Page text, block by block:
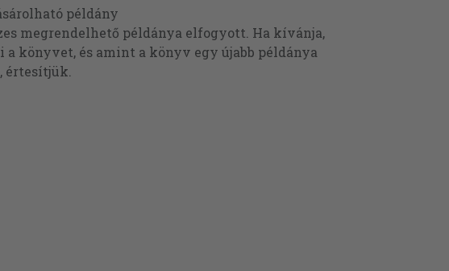
példány
megrendelhető példánya elfogyott. Ha kívánja,
a könyvet, és amint a könyv egy újabb példánya
értesítjük.